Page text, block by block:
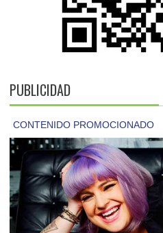
PUBLICIDAD